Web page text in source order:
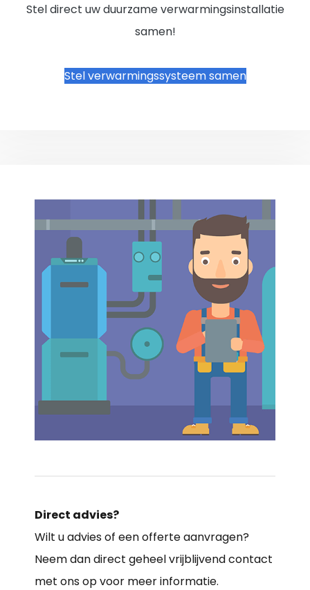
Stel direct uw duurzame verwarmingsinstallatie
samen!
Stel verwarmingssysteem samen
Direct advies?
Wilt u advies of een offerte aanvragen?
Neem dan direct geheel vrijblijvend contact
met ons op voor meer informatie.